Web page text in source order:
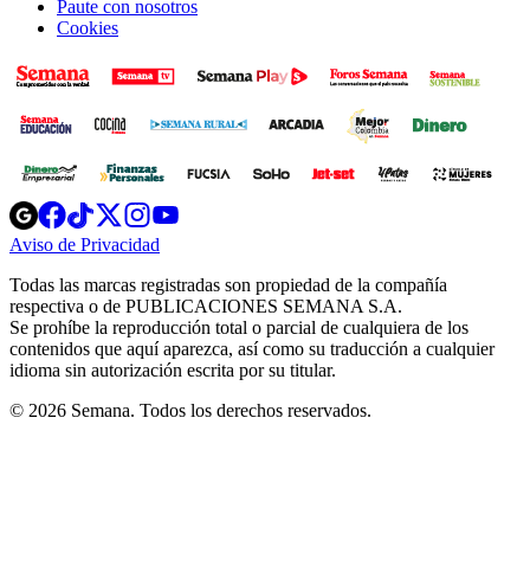
Paute con nosotros
Cookies
Opens
in
new
Opens
in
new
Opens
in
new
window
Opens
new
windowwindow
Aviso de Privacidad
new
window
Todas las marcas registradas son propiedad de la compañía
respectiva o de PUBLICACIONES SEMANA S.A.
Se prohíbe la reproducción total o parcial de cualquiera de los
contenidos que aquí aparezca, así como su traducción a cualquier
idioma sin autorización escrita por su titular.
© 2026 Semana. Todos los derechos reservados.